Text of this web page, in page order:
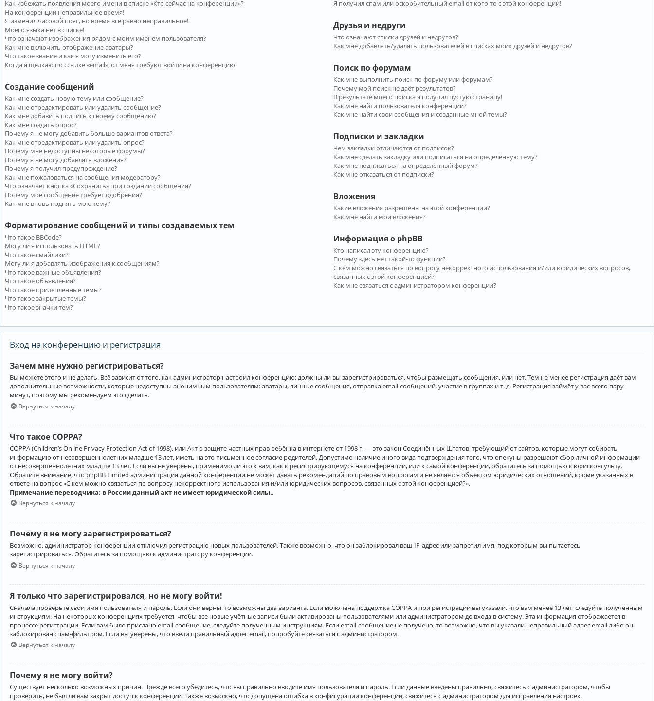
Как избежать появления моего имени в списке «Кто сейчас на конференции»?
На конференции неправильное время!
Я изменил часовой пояс, но время всё равно неправильное!
Моего языка нет в списке!
Что означают изображения рядом с моим именем пользователя?
Как мне включить отображение аватары?
Что такое звание и как я могу изменить его?
Когда я щёлкаю по ссылке «email», от меня требуют войти на конференцию!
Создание сообщений
Как мне создать новую тему или сообщение?
Как мне отредактировать или удалить сообщение?
Как мне добавить подпись к своему сообщению?
Как мне создать опрос?
Почему я не могу добавить больше вариантов ответа?
Как мне отредактировать или удалить опрос?
Почему мне недоступны некоторые форумы?
Почему я не могу добавлять вложения?
Почему я получил предупреждение?
Как мне пожаловаться на сообщения модератору?
Что означает кнопка «Сохранить» при создании сообщения?
Почему моё сообщение требует одобрения?
Как мне вновь поднять мою тему?
Форматирование сообщений и типы создаваемых тем
Что такое BBCode?
Могу ли я использовать HTML?
Что такое смайлики?
Могу ли я добавлять изображения к сообщениям?
Что такое важные объявления?
Что такое объявления?
Что такое прилепленные темы?
Что такое закрытые темы?
Что такое значки тем?
Я получил спам или оскорбительный email от кого-то с этой конференции!
Друзья и недруги
Что означают списки друзей и недругов?
Как мне добавлять/удалять пользователей в списках моих друзей и недругов?
Поиск по форумам
Как мне выполнить поиск по форуму или форумам?
Почему мой поиск не даёт результатов?
В результате моего поиска я получил пустую страницу!
Как мне найти пользователя конференции?
Как мне найти свои сообщения и созданные мной темы?
Подписки и закладки
Чем закладки отличаются от подписок?
Как мне сделать закладку или подписаться на определённую тему?
Как мне подписаться на определённый форум?
Как мне отказаться от подписки?
Вложения
Какие вложения разрешены на этой конференции?
Как мне найти мои вложения?
Информация о phpBB
Кто написал эту конференцию?
Почему здесь нет такой-то функции?
С кем можно связаться по вопросу некорректного использования и/или юридических вопросов,
связанных с этой конференцией?
Как мне связаться с администратором конференции?
Вход на конференцию и регистрация
Зачем мне нужно регистрироваться?
Вы можете этого и не делать. Всё зависит от того, как администратор настроил конференцию: должны ли вы зарегистрироваться, чтобы размещать сообщения, или нет. Тем не менее регистрация даёт вам
дополнительные возможности, которые недоступны анонимным пользователям: аватары, личные сообщения, отправка email-сообщений, участие в группах и т. д. Регистрация займёт у вас всего пару
минут, поэтому мы рекомендуем это сделать.
Вернуться к началу
Что такое COPPA?
COPPA (Children’s Online Privacy Protection Act of 1998), или Акт о защите частных прав ребёнка в интернете от 1998 г. — это закон Соединённых Штатов, требующий от сайтов, которые могут собирать
информацию от несовершеннолетних младше 13 лет, иметь на это письменное согласие родителей. Допустимо наличие иного вида подтверждения того, что опекуны разрешают сбор личной информации
от несовершеннолетних младше 13 лет. Если вы не уверены, применимо ли это к вам, как к регистрирующемуся на конференции, или к самой конференции, обратитесь за помощью к юрисконсульту.
Обратите внимание, что phpBB Limited администрация данной конференции не может давать рекомендаций по правовым вопросам и не является объектом юридических отношений, кроме указанных в
ответе на вопрос «С кем можно связаться по вопросу некорректного использования и/или юридических вопросов, связанных с этой конференцией?».
Примечание переводчика: в России данный акт не имеет юридической силы..
Вернуться к началу
Почему я не могу зарегистрироваться?
Возможно, администратор конференции отключил регистрацию новых пользователей. Также возможно, что он заблокировал ваш IP-адрес или запретил имя, под которым вы пытаетесь
зарегистрироваться. Обратитесь за помощью к администратору конференции.
Вернуться к началу
Я только что зарегистрировался, но не могу войти!
Сначала проверьте свои имя пользователя и пароль. Если они верны, то возможны два варианта. Если включена поддержка COPPA и при регистрации вы указали, что вам менее 13 лет, следуйте полученным
инструкциям. На некоторых конференциях требуется, чтобы все новые учётные записи были активированы пользователями или администратором до входа в систему. Эта информация отображается в
процессе регистрации. Если вам было прислано email-сообщение, следуйте полученным инструкциям. Если email-сообщение не получено, то возможно, что вы указали неправильный адрес email либо он
заблокирован спам-фильтром. Если вы уверены, что ввели правильный адрес email, попробуйте связаться с администратором.
Вернуться к началу
Почему я не могу войти?
Существует несколько возможных причин. Прежде всего убедитесь, что вы правильно вводите имя пользователя и пароль. Если данные введены правильно, свяжитесь с администратором, чтобы
проверить, не был ли вам закрыт доступ к конференции. Также возможно, что допущена ошибка в конфигурации конференции, свяжитесь с администратором для исправления настроек.